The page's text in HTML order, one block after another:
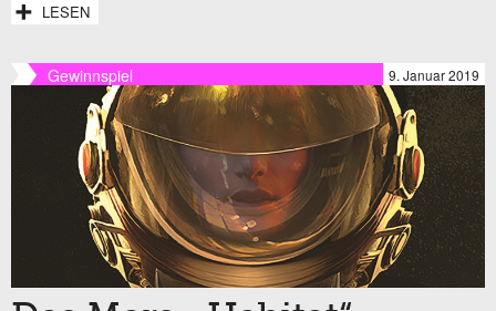
LESEN
Gewinnspiel 9. Januar 2019